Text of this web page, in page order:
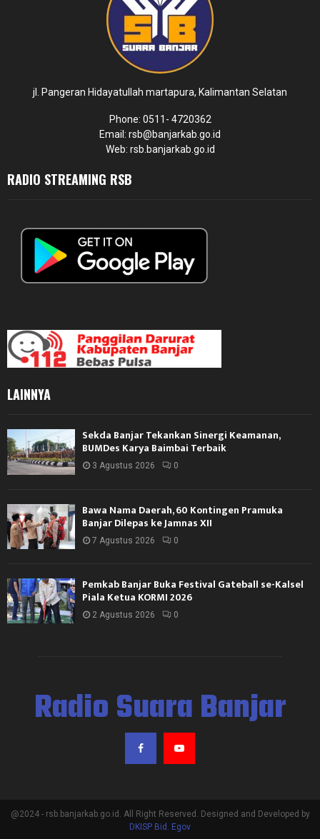
jl. Pangeran Hidayatullah martapura, Kalimantan Selatan
Phone: 0511- 4720362
Email: rsb@banjarkab.go.id
Web: rsb.banjarkab.go.id
RADIO STREAMING RSB
LAINNYA
Sekda Banjar Tekankan Sinergi Keamanan,
BUMDes Karya Baimbai Terbaik
3 Agustus 2026 0
Bawa Nama Daerah, 60 Kontingen Pramuka
Banjar Dilepas ke Jamnas XII
7 Agustus 2026 0
Pemkab Banjar Buka Festival Gateball se-Kalsel
Piala Ketua KORMI 2026
2 Agustus 2026 0
Radio Suara Banjar
@2024 - rsb.banjarkab.go.id. All Right Reserved. Designed and Developed by
DKISP Bid. Egov